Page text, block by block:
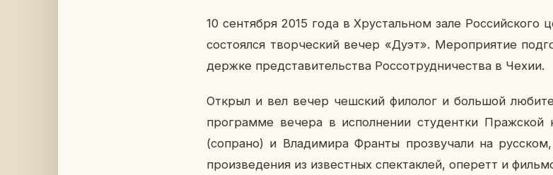
10 сен­тяб­ря 2015 года в Хру­сталь­ном зале Рос­сий­ско­го
со­сто­ял­ся твор­че­ский вечер «Дуэт». Ме­ро­при­я­тие
держ­ке пред­ста­ви­тель­ства Рос­со­труд­ни­че­ства в Чехии.
Открыл и вел вечер чеш­ский фи­ло­лог и боль­шой
про­грам­ме вечера в ис­пол­не­нии сту­дент­ки
(со­пра­но) и Вла­ди­ми­ра Франты про­зву­ча­ли на
про­из­ве­де­ния из из­вест­ных спек­так­лей, опе­ретт и